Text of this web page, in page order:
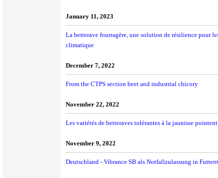
January 11, 2023
La betterave fourragère, une solution de résilience pour
climatique
December 7, 2022
From the CTPS section beet and industrial chicory
November 22, 2022
Les variétés de betteraves tolérantes à la jaunisse
November 9, 2022
Deutschland - Vibrance SB als Notfallzulassung in